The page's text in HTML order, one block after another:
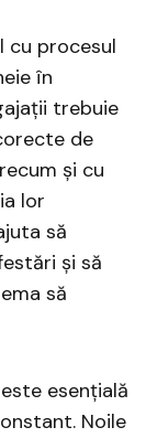
cu procesul
în
trebuie
de
și cu
lor
să
și să
să
esențială
Noile